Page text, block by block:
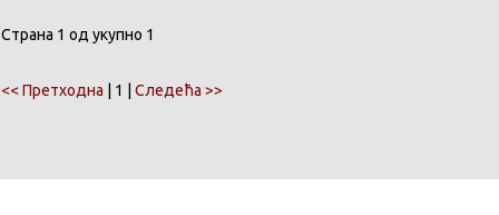
Страна 1 од укупно 1
<< Претходна | 1 | Следећа >>